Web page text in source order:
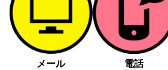
メール
電話